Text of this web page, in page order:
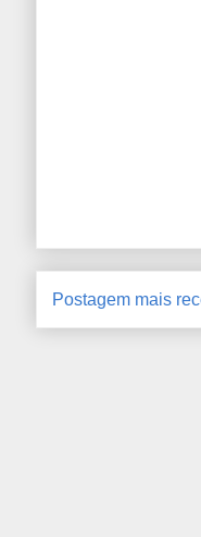
Postagem mais